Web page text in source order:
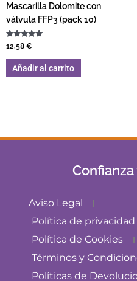
Mascarilla Dolomite con
válvula FFP3 (pack 10)
Valorado con
5.00
de 5
12,58 €
Añadir al carrito
Aviso Legal
Política de privacidad
Política de Cookies
Términos y
Políticas de